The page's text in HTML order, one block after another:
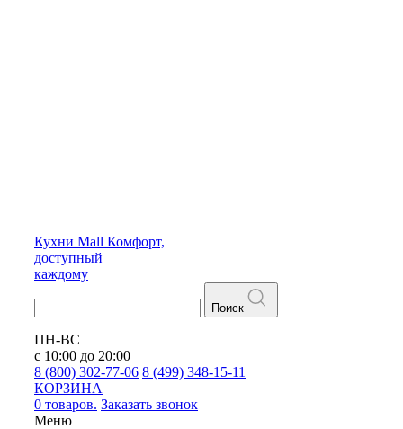
Кухни Mall Комфорт,
доступный
каждому
Поиск
ПН-ВС
с 10:00 до 20:00
8 (800) 302-77-06 8 (499) 348-15-11
КОРЗИНА
0 товаров. Заказать звонок
Меню